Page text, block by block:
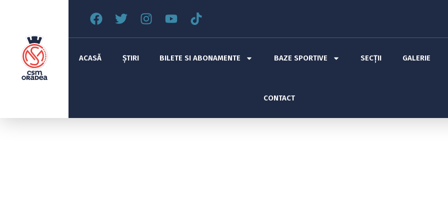
ACASĂ ȘTIRI BILETE SI ABONAMENTE BAZE SPORTIVE SECȚII GALERIE
CONTACT